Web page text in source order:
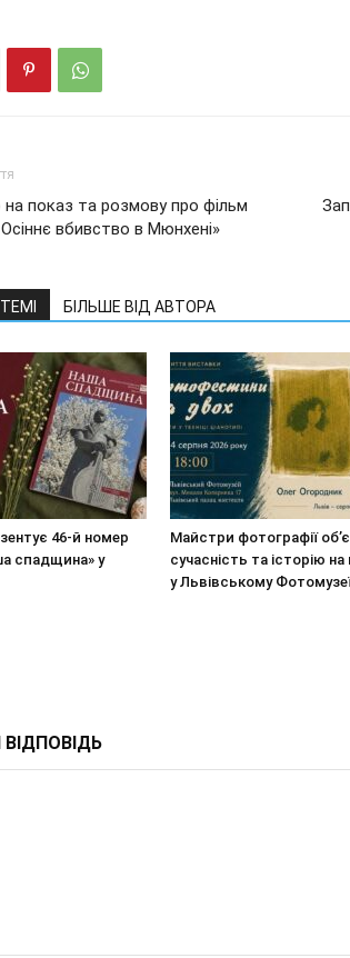
показ та розмову про фільм
вбивство в Мюнхені»
БІЛЬШЕ ВІД АВТОРА
46-й номер
спадщина» у
Майстри фотографії
сучасність та історію на
у Львівському